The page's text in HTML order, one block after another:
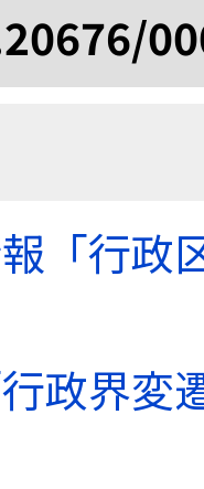
「行政
政界変